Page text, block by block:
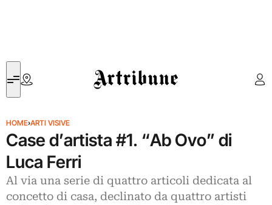
Artribune
HOME›ARTI VISIVE
Case d’artista #1. “Ab Ovo” di
Luca Ferri
Al via una serie di quattro articoli dedicata al
concetto di casa, declinato da quattro artisti